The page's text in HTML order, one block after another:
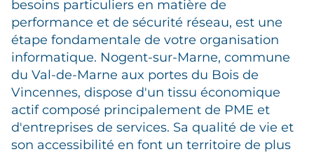
besoins particuliers en matière de
performance et de sécurité réseau, est une
étape fondamentale de votre organisation
informatique. Nogent-sur-Marne, commune
du Val-de-Marne aux portes du Bois de
Vincennes, dispose d'un tissu économique
actif composé principalement de PME et
d'entreprises de services. Sa qualité de vie et
son accessibilité en font un territoire de plus